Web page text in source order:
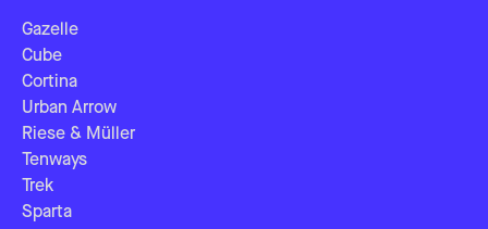
Gazelle
Cube
Cortina
Urban Arrow
Riese & Müller
Tenways
Trek
Sparta